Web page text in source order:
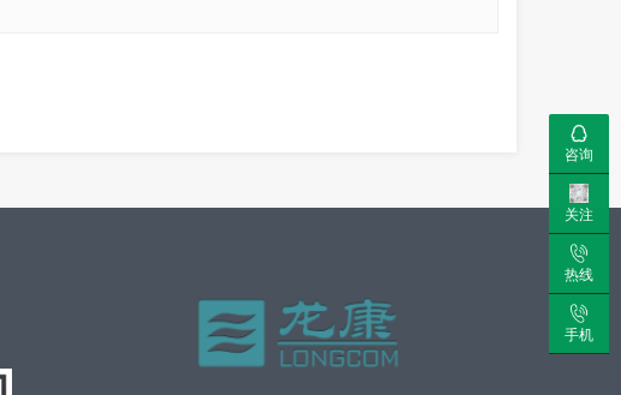
咨询
关注
热线
手机